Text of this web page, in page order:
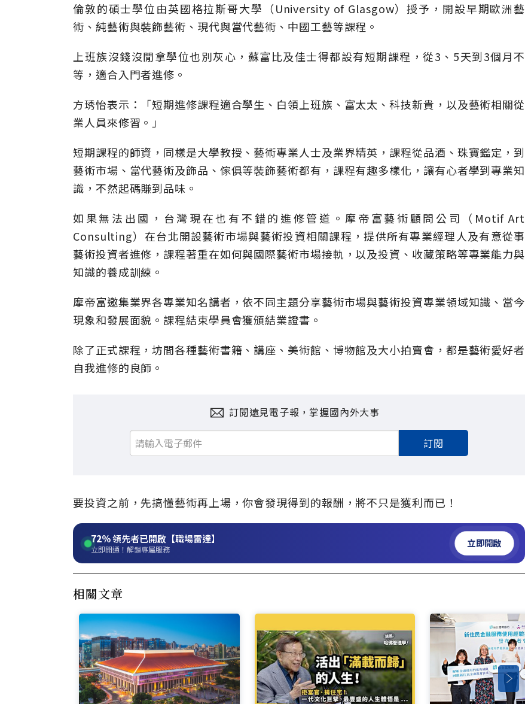
倫敦的碩士學位由英國格拉斯哥大學（University of Glasgow）授予，開設早期歐洲藝
術、純藝術與裝飾藝術、現代與當代藝術、中國工藝等課程。
上班族沒錢沒閒拿學位也別灰心，蘇富比及佳士得都設有短期課程，從3、5天到3個月不
等，適合入門者進修。
方琇怡表示：「短期進修課程適合學生、白領上班族、富太太、科技新貴，以及藝術相關從
業人員來修習。」
短期課程的師資，同樣是大學教授、藝術專業人士及業界精英，課程從品酒、珠寶鑑定，到
藝術市場、當代藝術及飾品、傢俱等裝飾藝術都有，課程有趣多樣化，讓有心者學到專業知
識，不然起碼賺到品味。
如果無法出國，台灣現在也有不錯的進修管道。摩帝富藝術顧問公司（Motif Art
Consulting）在台北開設藝術市場與藝術投資相關課程，提供所有專業經理人及有意從事
藝術投資者進修，課程著重在如何與國際藝術市場接軌，以及投資、收藏策略等專業能力與
知識的養成訓練。
摩帝富邀集業界各專業知名講者，依不同主題分享藝術市場與藝術投資專業領域知識、當今
現象和發展面貌。課程結束學員會獲頒結業證書。
除了正式課程，坊間各種藝術書籍、講座、美術館、博物館及大小拍賣會，都是藝術愛好者
自我進修的良師。
訂閱遠見電子報，掌握國內外大事
訂閱
要投資之前，先搞懂藝術再上場，你會發現得到的報酬，將不只是獲利而已！
72%領先者已開啟【職場雷達】
立即開通！解鎖專屬服務
立即開啟
相關文章